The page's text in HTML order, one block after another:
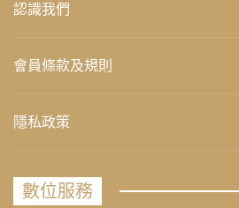
認識我們
會員條款及規則
隱私政策
數位服務